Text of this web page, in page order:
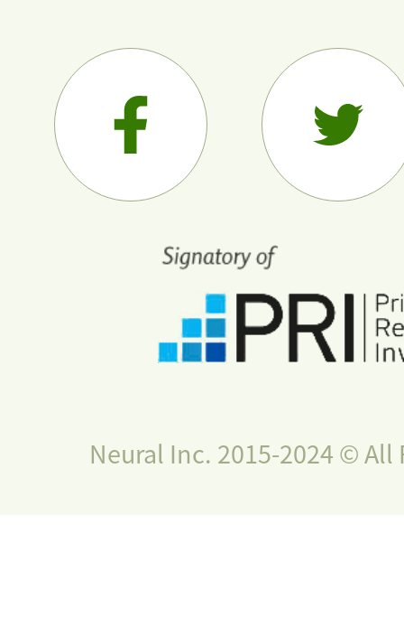
Neural Inc. 2015-2024 © All